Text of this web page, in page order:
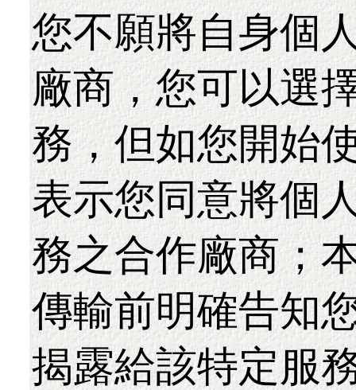
您不願將自身個
廠商，您可以選
務，但如您開始
表示您同意將個
務之合作廠商；
傳輸前明確告知
揭露給該特定服